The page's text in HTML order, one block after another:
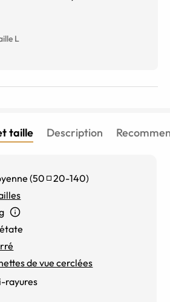
L
taille Description
(50 20-140)
de vue cerclées
rayures